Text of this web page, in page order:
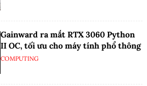
Gainward ra mắt RTX 3060 Python
II OC, tối ưu cho máy tính phổ thông
COMPUTING